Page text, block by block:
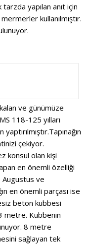
yapılan anıt için
kullanılmıştır.
ve günümüze
118-125 yılları
çekiyor.
konsul olan kişi
en önemli özelliği
Augustus ve
en önemli parçası ise
beton kubbesi
metre. Kubbenin
8 metre
sağlayan tek